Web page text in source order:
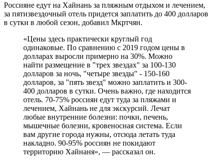
Россияне едут на Хайнань за пляжным отдыхом и лечением,
за пятизвездочный отель придется заплатить до 400 долларов
в сутки в любой сезон, добавил Мкртчян.
«Цены здесь практически круглый год
одинаковые. По сравнению с 2019 годом цены в
долларах выросли примерно на 30%. Можно
найти размещение в "трех звездах" за 100-130
долларов за ночь, "четыре звезды" - 150-160
долларов, за "пять звезд" можно заплатить и 300-
400 долларов в сутки. Очень важно, где находится
отель. 70-75% россиян едут туда за пляжами и
лечением, Хайнань не для экскурсий. Лечат
любые внутренние болезни: почки, печень,
мышечные болезни, кровеносная система. Если
вам другие города нужны, отсюда летать туда
накладно. 90-95% россиян не покидают
территорию Хайнаня», — рассказал он.